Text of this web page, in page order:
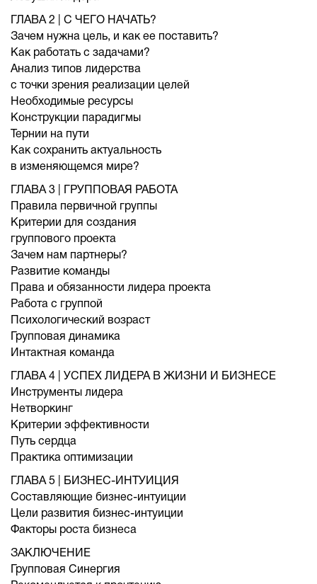
ГЛАВА 2 | С ЧЕГО НАЧАТЬ?
Зачем нужна цель, и как ее поставить?
Как работать с задачами?
Анализ типов лидерства
с точки зрения реализации целей
Необходимые ресурсы
Конструкции парадигмы
Тернии на пути
Как сохранить актуальность
в изменяющемся мире?
ГЛАВА 3 | ГРУППОВАЯ РАБОТА
Правила первичной группы
Критерии для создания
группового проекта
Зачем нам партнеры?
Развитие команды
Права и обязанности лидера проекта
Работа с группой
Психологический возраст
Групповая динамика
Интактная команда
ГЛАВА 4 | УСПЕХ ЛИДЕРА В ЖИЗНИ И БИЗНЕСЕ
Инструменты лидера
Нетворкинг
Критерии эффективности
Путь сердца
Практика оптимизации
ГЛАВА 5 | БИЗНЕС-ИНТУИЦИЯ
Составляющие бизнес-интуиции
Цели развития бизнес-интуиции
Факторы роста бизнеса
ЗАКЛЮЧЕНИЕ
Групповая Синергия